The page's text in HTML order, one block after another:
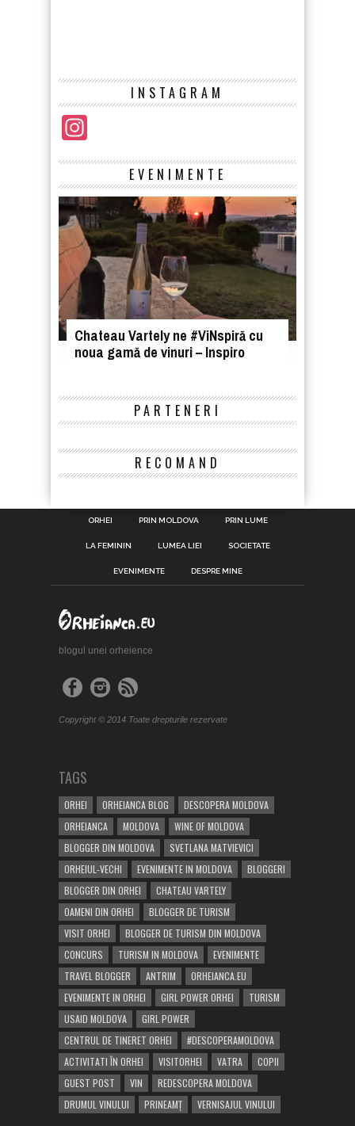
INSTAGRAM
EVENIMENTE
Chateau Vartely ne #ViNspiră cu
noua gamă de vinuri – Inspiro
PARTENERI
RECOMAND
ORHEI PRIN MOLDOVA PRIN LUME
LA FEMININ LUMEA LIEI SOCIETATE
EVENIMENTE DESPRE MINE
blogul unei orheience
Copyright © 2014 Toate drepturile rezervate
TAGS
ORHEI ORHEIANCA BLOG
DESCOPERA MOLDOVA
ORHEIANCA
MOLDOVA
WINE OF MOLDOVA
BLOGGER DIN MOLDOVA
SVETLANA MATVIEVICI
ORHEIUL-VECHI
EVENIMENTE IN MOLDOVA
BLOGGERI
BLOGGER DIN ORHEI
CHATEAU VARTELY
OAMENI DIN ORHEI
BLOGGER DE TURISM
VISIT ORHEI
BLOGGER DE TURISM DIN MOLDOVA
CONCURS
TURISM IN MOLDOVA
EVENIMENTE
TRAVEL BLOGGER
ANTRIM
ORHEIANCA.EU
EVENIMENTE IN ORHEI
GIRL POWER ORHEI
TURISM
USAID MOLDOVA
GIRL POWER
CENTRUL DE TINERET ORHEI
#DESCOPERAMOLDOVA
ACTIVITATI ÎN ORHEI
VISITORHEI VATRA
COPII
GUEST POST
VIN
REDESCOPERA MOLDOVA
DRUMUL VINULUI
PRINEAMŢ VERNISAJUL VINULUI